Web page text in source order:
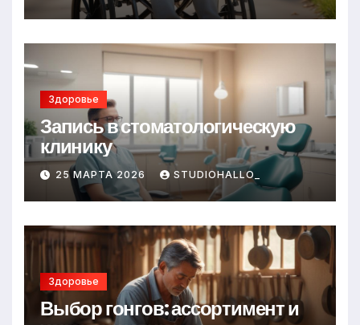
Здоровье
Запись в стоматологическую
клинику
25 МАРТА 2026 STUDIOHALLO_
Здоровье
Выбор гонгов: ассортимент и